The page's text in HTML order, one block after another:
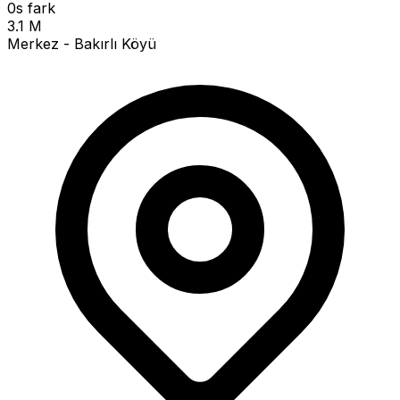
0s fark
3.1 M
Merkez - Bakırlı Köyü